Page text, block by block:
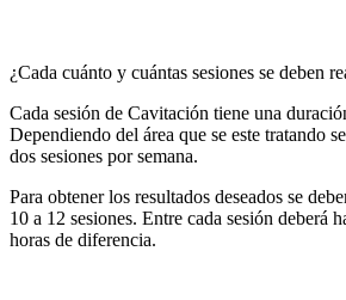
¿Cada cuánto y cuántas sesiones se deben
Cada sesión de Cavitación tiene una
Dependiendo del área que se este tratando
dos sesiones por semana.
Para obtener los resultados deseados se
10 a 12 sesiones. Entre cada sesión deberá
horas de diferencia.